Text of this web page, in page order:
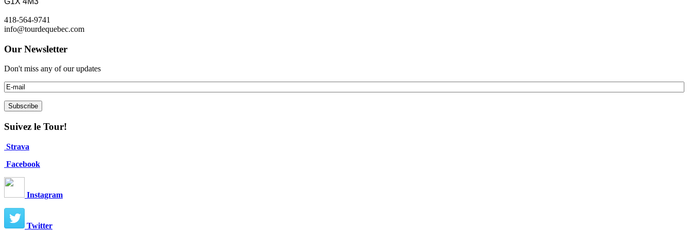
418-564-9741
info@tourdequebec.com
Our Newsletter
Don't miss any of our updates
Suivez le Tour!
Strava
Facebook
Instagram
Twitter